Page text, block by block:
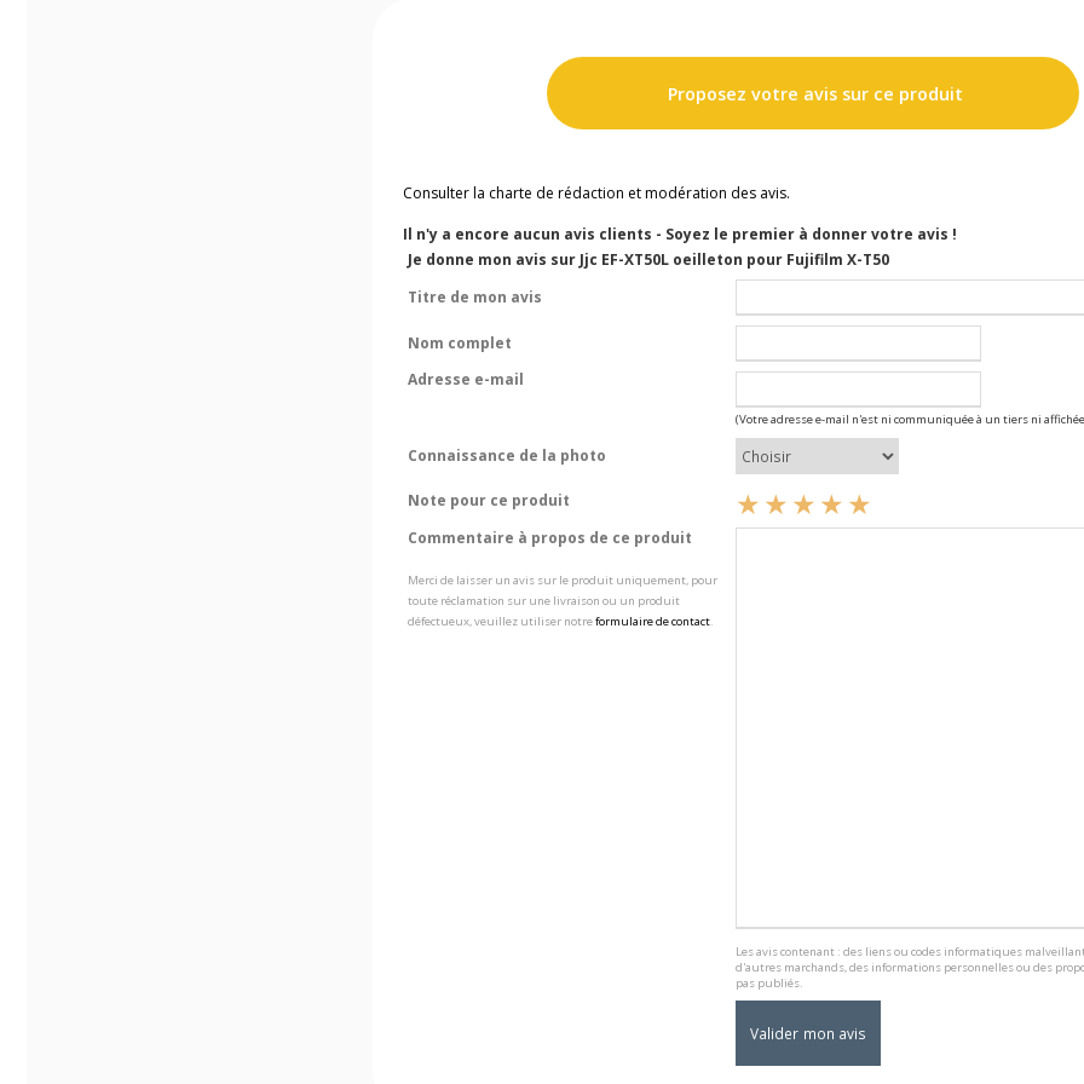
Proposez votre avis sur ce produit
Consulter la charte de rédaction et modération des avis.
Il n'y a encore aucun avis clients - Soyez le premier à donner votre avis !
Je donne mon avis sur Jjc EF-XT50L oeilleton pour Fujifilm X-T50
Titre de mon avis
Nom complet
Adresse e-mail
(Votre adresse e-mail n'est ni communiquée à un tiers ni
Connaissance de la photo
Note pour ce produit
Commentaire à propos de ce produit
Merci de laisser un avis sur le produit uniquement, pour
toute réclamation sur une livraison ou un produit
défectueux, veuillez utiliser notreformulaire de contact.
Les avis contenant : des liens ou codes informatiques
d'autres marchands, des informations personnelles ou des
pas publiés.